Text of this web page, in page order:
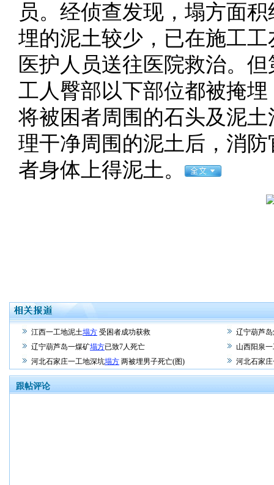
员。经侦查发现，塌方面
埋的泥土较少，已在施工
医护人员送往医院救治。
工人臀部以下部位都被掩
将被困者周围的石头及泥
理干净周围的泥土后，消
者身体上得泥土。
江西一工地泥土塌方 受困者成功获救
辽宁葫芦
辽宁葫芦岛一煤矿塌方已致7人死亡
山西阳泉
河北石家庄一工地深坑塌方 两被埋男子死亡(图) 河北石家
跟帖评论